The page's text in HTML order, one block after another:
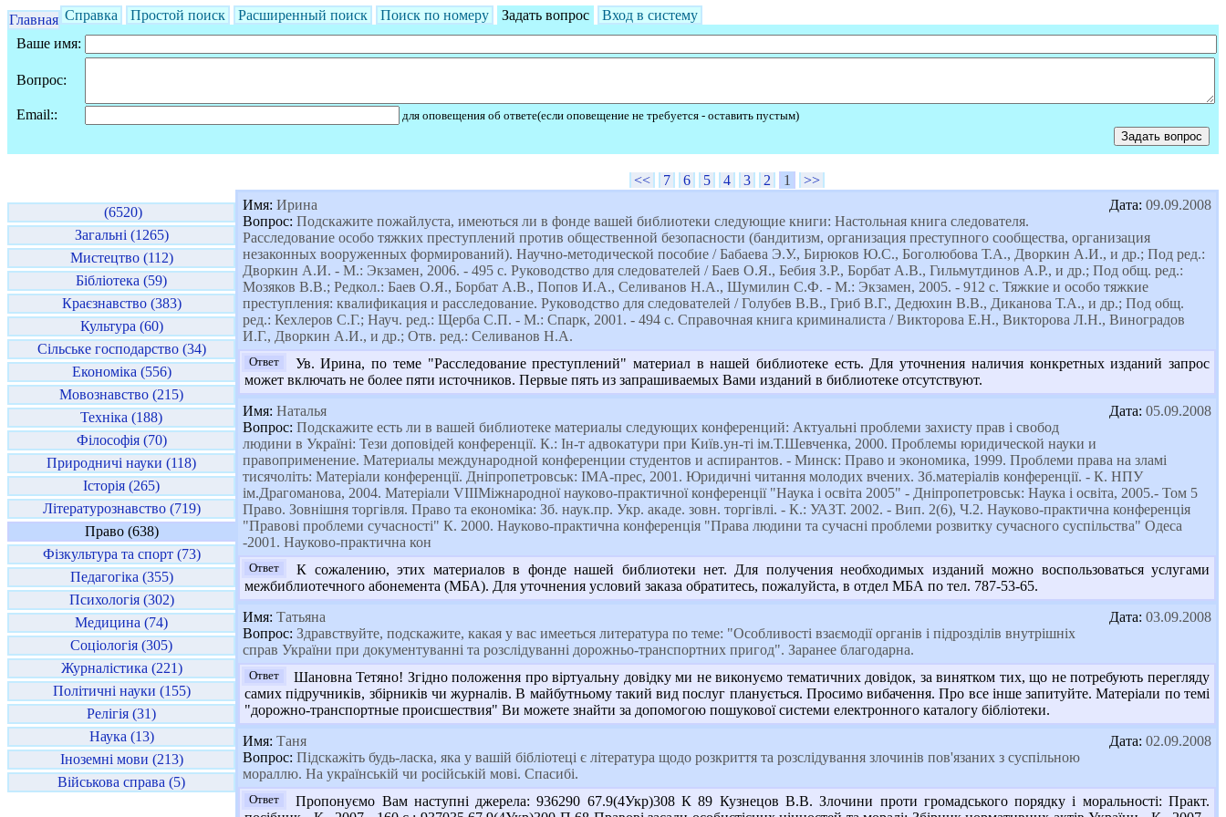
Главная Справка Простой поиск Расширенный поиск Поиск по номеру Задать вопрос
Вход в систему
Ваше имя:
Вопрос:
Email:: для оповещения об ответе(если оповещение не требуется - оставить пустым)
(6520)
Загальні (1265)
Мистецтво (112)
Бібліотека (59)
Краєзнавство (383)
Культура (60)
Сільське господарство (34)
Економіка (556)
Мовознавство (215)
Техніка (188)
Філософія (70)
Природничі науки (118)
Історія (265)
Літературознавство (719)
Право (638)
Фізкультура та спорт (73)
Педагогіка (355)
Психологія (302)
Медицина (74)
Соціологія (305)
Журналістика (221)
Політичні науки (155)
Релігія (31)
Наука (13)
Іноземні мови (213)
Військова справа (5)
<< 7 6 5 4 3 2 1
>>
Дата: 09.09.2008
Имя: Ирина
Вопрос: Подскажите пожайлуста, имеються ли в фонде вашей библиотеки следующие книги: Настольная книга следователя.
Расследование особо тяжких преступлений против общественной безопасности (бандитизм, организация преступного сообщества, организация
незаконных вооруженных формирований). Научно-методической пособие / Бабаева Э.У., Бирюков Ю.С., Боголюбова Т.А., Дворкин А.И., и др.; Под ред.:
Дворкин А.И. - М.: Экзамен, 2006. - 495 c. Руководство для следователей / Баев О.Я., Бебия З.Р., Борбат А.В., Гильмутдинов А.Р., и др.; Под общ. ред.:
Мозяков В.В.; Редкол.: Баев О.Я., Борбат А.В., Попов И.А., Селиванов Н.А., Шумилин С.Ф. - М.: Экзамен, 2005. - 912 c. Тяжкие и особо тяжкие
преступления: квалификация и расследование. Руководство для следователей / Голубев В.В., Гриб В.Г., Дедюхин В.В., Диканова Т.А., и др.; Под общ.
ред.: Кехлеров С.Г.; Науч. ред.: Щерба С.П. - М.: Спарк, 2001. - 494 c. Справочная книга криминалиста / Викторова Е.Н., Викторова Л.Н., Виноградов
И.Г., Дворкин А.И., и др.; Отв. ред.: Селиванов Н.А.
Ответ
Ув. Ирина, по теме "Расследование преступлений" материал в нашей библиотеке есть. Для уточнения наличия конкретных изданий запрос
может включать не более пяти источников. Первые пять из запрашиваемых Вами изданий в библиотеке отсутствуют.
Дата: 05.09.2008
Имя: Наталья
Вопрос: Подскажите есть ли в вашей библиотеке материалы следующих конференций: Актуальні проблеми захисту прав і свобод
людини в Україні: Тези доповідей конференції. К.: Ін-т адвокатури при Київ.ун-ті ім.Т.Шевченка, 2000. Проблемы юридической науки и
правоприменение. Материалы международной конференции студентов и аспирантов. - Минск: Право и экономика, 1999. Проблеми права на зламі
тисячоліть: Матеріали конференції. Дніпропетровськ: ІМА-прес, 2001. Юридичні читання молодих вчених. Зб.матеріалів конференції. - К. НПУ
ім.Драгоманова, 2004. Матеріали VIIIМіжнародної науково-практичної конференції "Наука і освіта 2005" - Дніпропетровськ: Наука і освіта, 2005.- Том 5
Право. Зовнішня торгівля. Право та економіка: Зб. наук.пр. Укр. акаде. зовн. торгівлі. - К.: УАЗТ. 2002. - Вип. 2(6), Ч.2. Науково-практична конференція
"Правові проблеми сучасності" К. 2000. Науково-практична конференція "Права людини та сучасні проблеми розвитку сучасного суспільства" Одеса
-2001. Науково-практична кон
Ответ
К сожалению, этих материалов в фонде нашей библиотеки нет. Для получения необходимых изданий можно воспользоваться услугами
межбиблиотечного абонемента (МБА). Для уточнения условий заказа обратитесь, пожалуйста, в отдел МБА по тел. 787-53-65.
Дата: 03.09.2008
Имя: Татьяна
Вопрос: Здравствуйте, подскажите, какая у вас имееться литература по теме: "Особливості взаємодії органів і підрозділів внутрішніх
справ України при документуванні та розслідуванні дорожньо-транспортних пригод". Заранее благодарна.
Ответ
Шановна Тетяно! Згідно положення про віртуальну довідку ми не виконуємо тематичних довідок, за винятком тих, що не потребують перегляду
самих підручників, збірників чи журналів. В майбутньому такий вид послуг планується. Просимо вибачення. Про все інше запитуйте. Матеріали по темі
"дорожно-транспортные происшествия" Ви можете знайти за допомогою пошукової системи електронного каталогу бібліотеки.
Дата: 02.09.2008
Имя: Таня
Вопрос: Підскажіть будь-ласка, яка у вашій бібліотеці є література щодо розкриття та розслідування злочинів пов'язаних з суспільною
мораллю. На українській чи російській мові. Спасибі.
Ответ
Пропонуємо Вам наступні джерела: 936290 67.9(4Укр)308 К 89 Кузнецов В.В. Злочини проти громадського порядку і моральності: Практ.